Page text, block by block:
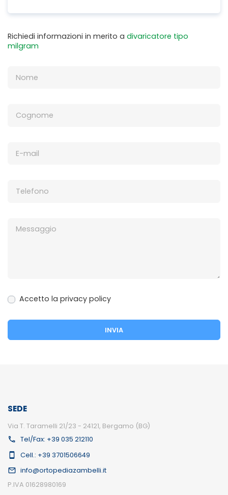
Richiedi informazioni in merito a divaricatore tipo
milgram
Accetto la privacy policy
SEDE
Via T. Taramelli 21/23 - 24121, Bergamo (BG)
Tel/Fax: +39 035 212110
Cell.: +39 3701506649
info@ortopediazambelli.it
P.IVA 01628980169